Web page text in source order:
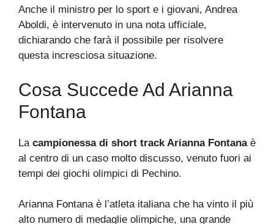
Anche il ministro per lo sport e i giovani, Andrea
Aboldi, è intervenuto in una nota ufficiale,
dichiarando che farà il possibile per risolvere
questa incresciosa situazione.
Cosa Succede Ad Arianna
Fontana
La campionessa di short track Arianna Fontanaè
al centro di un caso molto discusso, venuto fuori ai
tempi dei giochi olimpici di Pechino.
Arianna Fontana è l’atleta italiana che ha vinto il più
alto numero di medaglie olimpiche, una grande